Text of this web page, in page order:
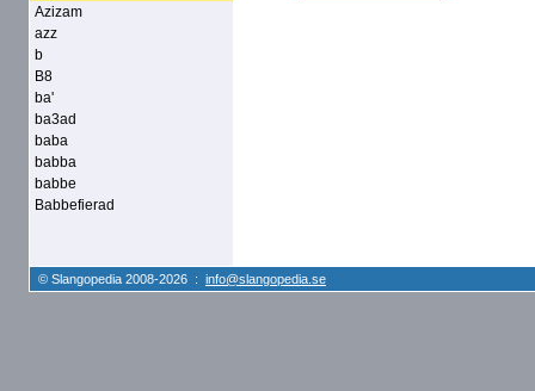
Azizam
azz
b
B8
ba'
ba3ad
baba
babba
babbe
Babbefierad
© Slangopedia 2008-2026 : info@slangopedia.se